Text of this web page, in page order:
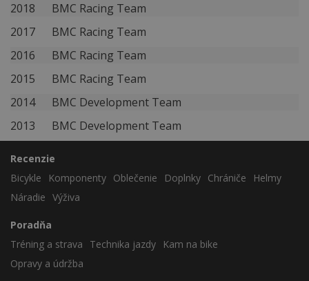
2018
BMC Racing Team
2017
BMC Racing Team
2016
BMC Racing Team
2015
BMC Racing Team
2014
BMC Development Team
2013
BMC Development Team
Recenzie
Bicykle
Komponenty Oblečenie Doplnky Chrániče
Helmy
Náradie Výživa
Poradňa
Tréning a strava
Technika jazdy
Kam na bike
Opravy a údržba